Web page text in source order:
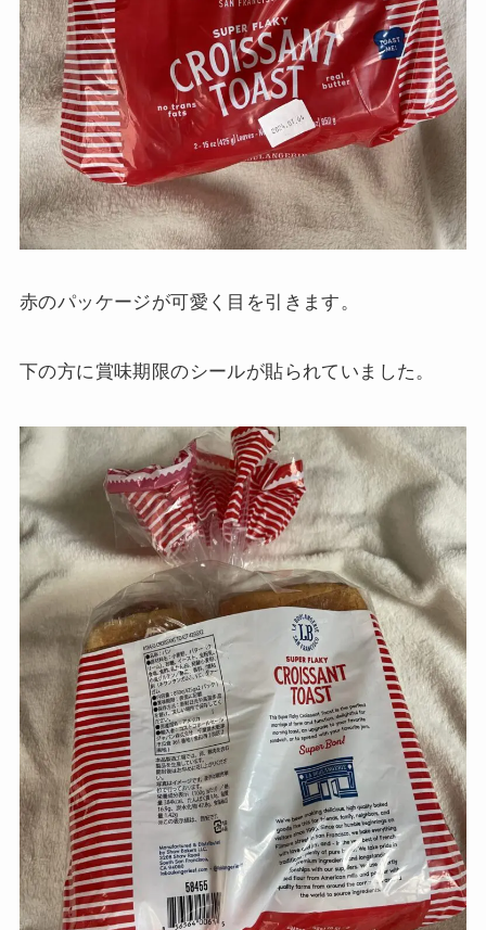
赤のパッケージが可愛く目を引きます。
下の方に賞味期限のシールが貼られていました。